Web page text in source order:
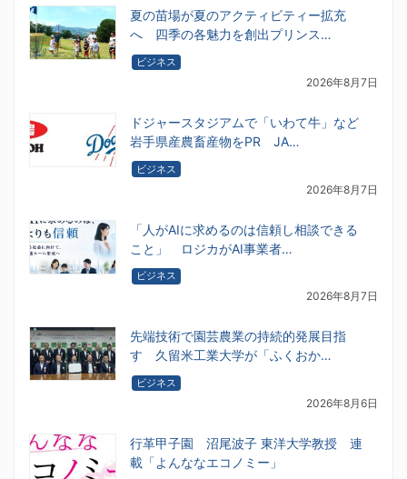
夏の苗場が夏のアクティビティー拡充
へ 四季の各魅力を創出プリンス…
ビジネス
2026年8月7日
ドジャースタジアムで「いわて牛」など
岩手県産農畜産物をPR JA…
ビジネス
2026年8月7日
「人がAIに求めるのは信頼し相談できる
こと」 ロジカがAI事業者…
ビジネス
2026年8月7日
先端技術で園芸農業の持続的発展目指
す 久留米工業大学が「ふくおか…
ビジネス
2026年8月6日
行革甲子園 沼尾波子 東洋大学教授 連
載「よんななエコノミー」